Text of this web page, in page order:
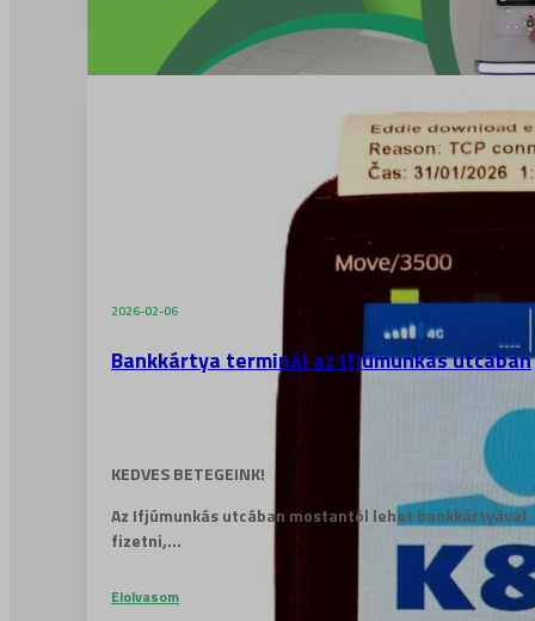
2026-02-06
Bankkártya terminál az Ifjúmunkás utcában
KEDVES BETEGEINK!
Az Ifjúmunkás utcában mostantól lehet bankkártyával
fizetni,...
Elolvasom